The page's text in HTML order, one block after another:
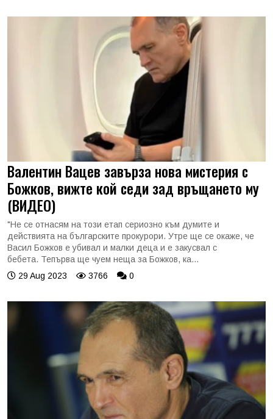
Валентин Вацев завърза нова мистерия с
Божков, вижте кой седи зад връщането му
(ВИДЕО)
"Не се отнасям на този етап сериозно към думите и
действията на българските прокурори. Утре ще се окаже, че
Васил Божков е убивал и малки деца и е закусвал с
бебета. Тепърва ще чуем неща за Божков, ка...
29 Aug 2023
3766 0